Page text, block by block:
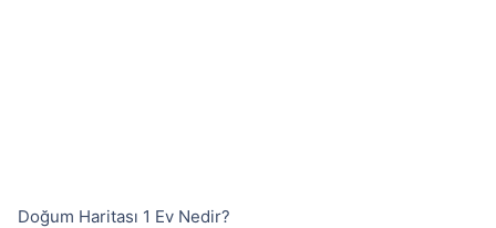
Doğum Haritası 1 Ev Nedir?